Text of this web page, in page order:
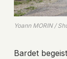
Yoann MORIN /
Bardet